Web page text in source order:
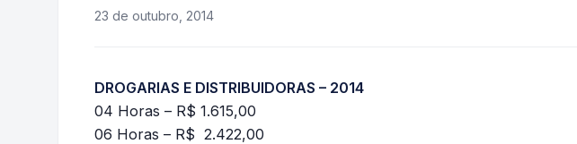
23 de outubro, 2014
DROGARIAS E DISTRIBUIDORAS – 2014
04 Horas – R$ 1.615,00
06 Horas – R$ 2.422,00